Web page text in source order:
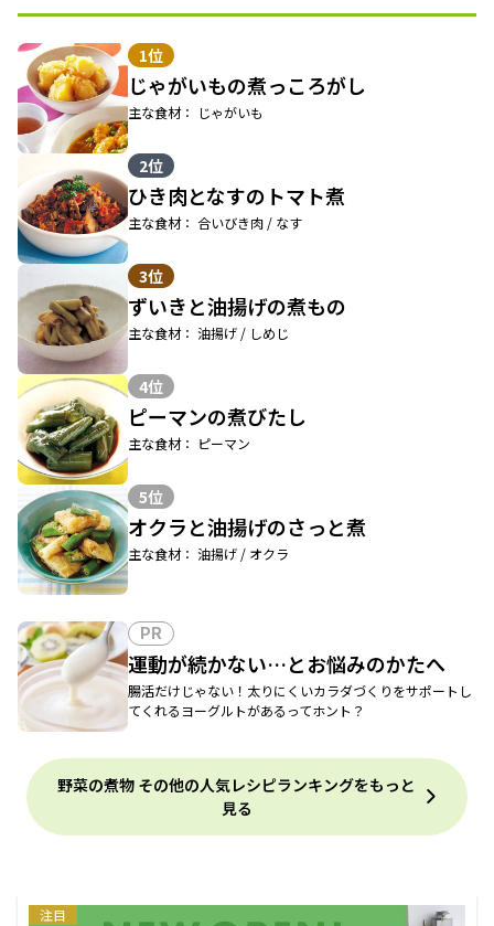
1位
じゃがいもの煮っころがし
主な食材： じゃがいも
2位
ひき肉となすのトマト煮
主な食材： 合いびき肉 / なす
3位
ずいきと油揚げの煮もの
主な食材： 油揚げ / しめじ
4位
ピーマンの煮びたし
主な食材： ピーマン
5位
オクラと油揚げのさっと煮
主な食材： 油揚げ / オクラ
PR
運動が続かない…とお悩みのかたへ
腸活だけじゃない！太りにくいカラダづくりをサポートし
てくれるヨーグルトがあるってホント？
野菜の煮物 その他の人気レシピランキングをもっと
見る
注目